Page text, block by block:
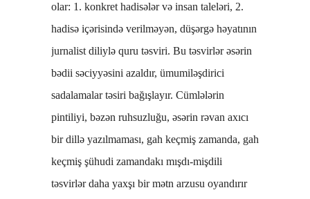
olar: 1. konkret hadisələr və insan taleləri, 2.
hadisə içərisində verilməyən, düşərgə həyatının
jurnalist diliylə quru təsviri. Bu təsvirlər əsərin
bədii səciyyəsini azaldır, ümumiləşdirici
sadalamalar təsiri bağışlayır. Cümlələrin
pintiliyi, bəzən ruhsuzluğu, əsərin rəvan axıcı
bir dillə yazılmaması, gah keçmiş zamanda, gah
keçmiş şühudi zamandakı mışdı-mişdili
təsvirlər daha yaxşı bir mətn arzusu oyandırır